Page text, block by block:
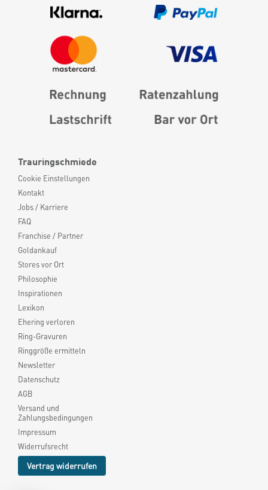
Trauringschmiede
Cookie Einstellungen
Kontakt
Jobs / Karriere
FAQ
Franchise / Partner
Goldankauf
Stores vor Ort
Philosophie
Inspirationen
Lexikon
Ehering verloren
Ring-Gravuren
Ringgröße ermitteln
Newsletter
Datenschutz
AGB
Versand und
Zahlungsbedingungen
Impressum
Widerrufsrecht
Vertrag widerrufen